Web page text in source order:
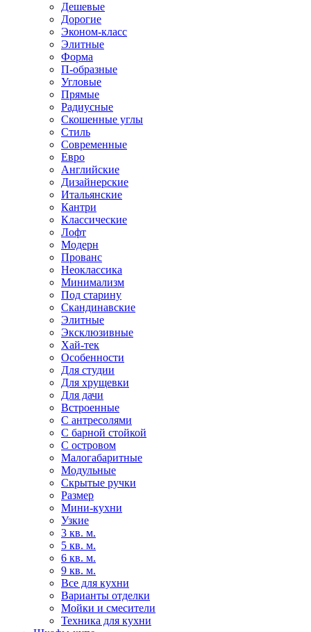
Дешевые
Дорогие
Эконом-класс
Элитные
Форма
П-образные
Угловые
Прямые
Радиусные
Скошенные углы
Стиль
Современные
Евро
Английские
Дизайнерские
Итальянские
Кантри
Классические
Лофт
Модерн
Прованс
Неоклассика
Минимализм
Под старину
Скандинавские
Элитные
Эксклюзивные
Хай-тек
Особенности
Для студии
Для хрущевки
Для дачи
Встроенные
С антресолями
С барной стойкой
С островом
Малогабаритные
Модульные
Скрытые ручки
Размер
Мини-кухни
Узкие
3 кв. м.
5 кв. м.
6 кв. м.
9 кв. м.
Все для кухни
Варианты отделки
Мойки и смесители
Техника для кухни